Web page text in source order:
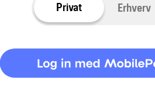
Privat Erhverv